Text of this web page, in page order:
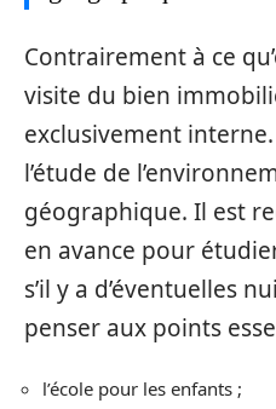
Contrairement à ce
visite du bien
exclusivement
l’étude de
géographique. Il est
en avance pour
s’il y a d’éventuelles
penser aux points
l’école pour les enfants ;